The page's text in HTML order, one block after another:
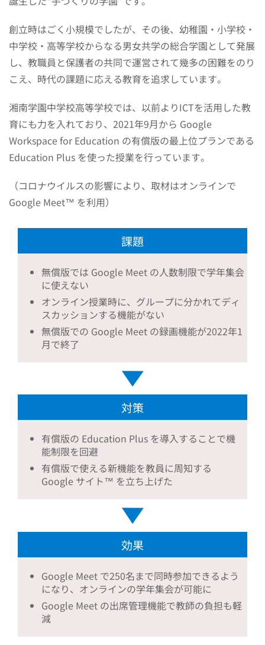
創立時はごく小規模でしたが、その後、幼稚園・小学校・
中学校・高等学校からなる男女共学の総合学園として発展
し、教職員と保護者の共同で運営されて幾多の困難をのり
こえ、時代の課題に応える教育を追求しています。
湘南学園中学校高等学校では、以前よりICTを活用した教
育にも力を入れており、2021年9月から Google
Workspace for Education の有償版の最上位プランである
Education Plus を使った授業を行っています。
（コロナウイルスの影響により、取材はオンラインで
Google Meet™ を利用）
課題
無償版では Google Meet の人数制限で学年集会
に使えない
オンライン授業時に、グループに分かれてディ
スカッションする機能がない
無償版での Google Meet の録画機能が2022年1
月で終了
対策
有償版の Education Plus を導入することで機
能制限を回避
有償版で使える新機能を教員に周知する
Google サイト™ を立ち上げた
効果
Google Meet で250名まで同時参加できるよう
になり、オンラインの学年集会が可能に
Google Meet の出席管理機能で教師の負担も軽
減